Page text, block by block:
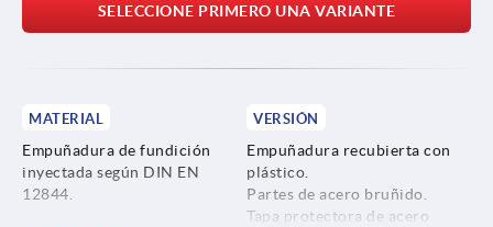
SELECCIONE PRIMERO UNA VARIANTE
MATERIAL
Empuñadura de fundición
inyectada según DIN EN
12844.
VERSIÓN
Empuñadura recubierta con
plástico.
Partes de acero bruñido.
Tapa protectora de acero